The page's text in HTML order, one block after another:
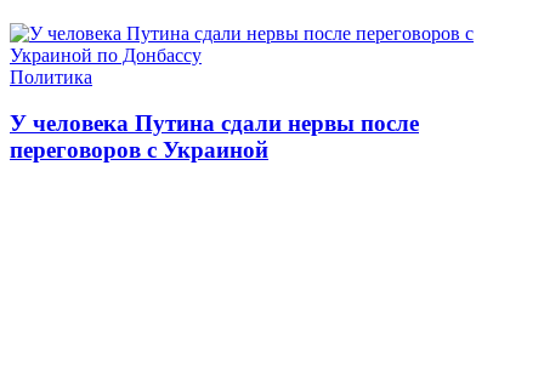
Политика
У человека Путина сдали нервы после
переговоров с Украиной